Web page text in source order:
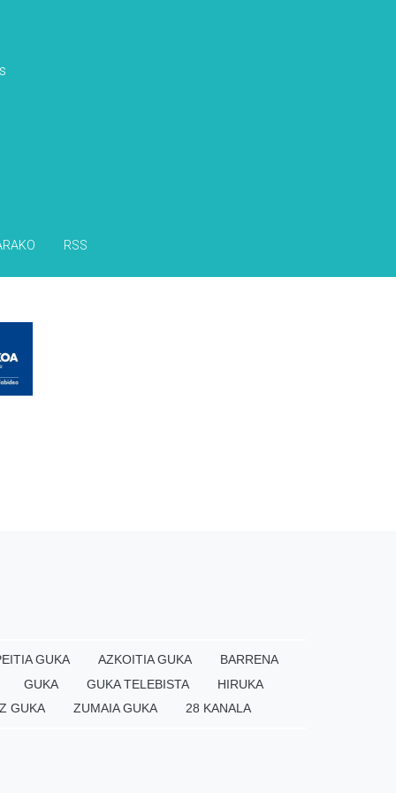
RSS
GUKA AZKOITIA GUKA
BARRENA
GUKA
GUKA TELEBISTA
HIRUKA
GUKA
ZUMAIA GUKA 28 KANALA